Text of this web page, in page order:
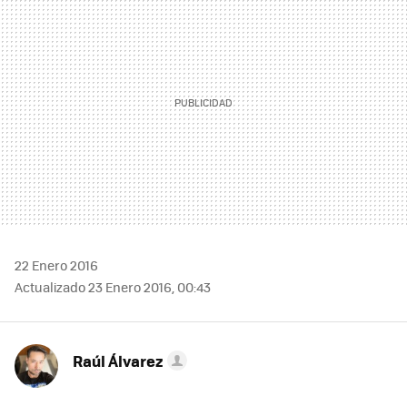
22 Enero 2016
Actualizado 23 Enero 2016, 00:43
Raúl Álvarez